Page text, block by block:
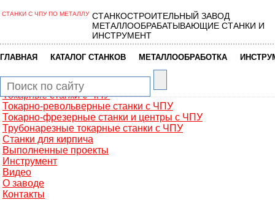
Главная
Фрезерные обрабатывающие центры
Сверлильно-фрезерные станки
Промышленные роботы манипуляторы
Токарные автоматы с ЧПУ
Токарные станки с ЧПУ
Токарно-револьверные станки с ЧПУ
Токарно-фрезерные станки и центры с ЧПУ
Трубонарезные токарные станки с ЧПУ
Станки для кирпича
Выполненные проекты
Инструмент
Видео
О заводе
Контакты
СТАНКИ С ЧПУ ПО МЕТАЛЛУ СТАНКОСТРОИТЕЛЬНЫЙ ЗАВОД
МЕТАЛЛООБРАБАТЫВАЮЩИЕ СТАНКИ И
ИНСТРУМЕНТ
ГЛАВНАЯ КАТАЛОГ СТАНКОВ МЕТАЛЛООБРАБОТКА